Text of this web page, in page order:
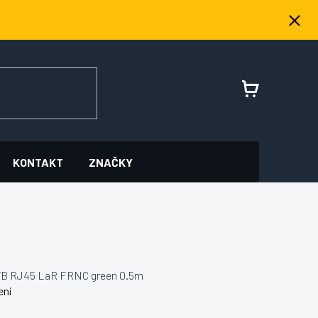
NÁKUPNÍ
KONTAKT ZNAČKY
RJ45 LaR FRNC green 0.5m